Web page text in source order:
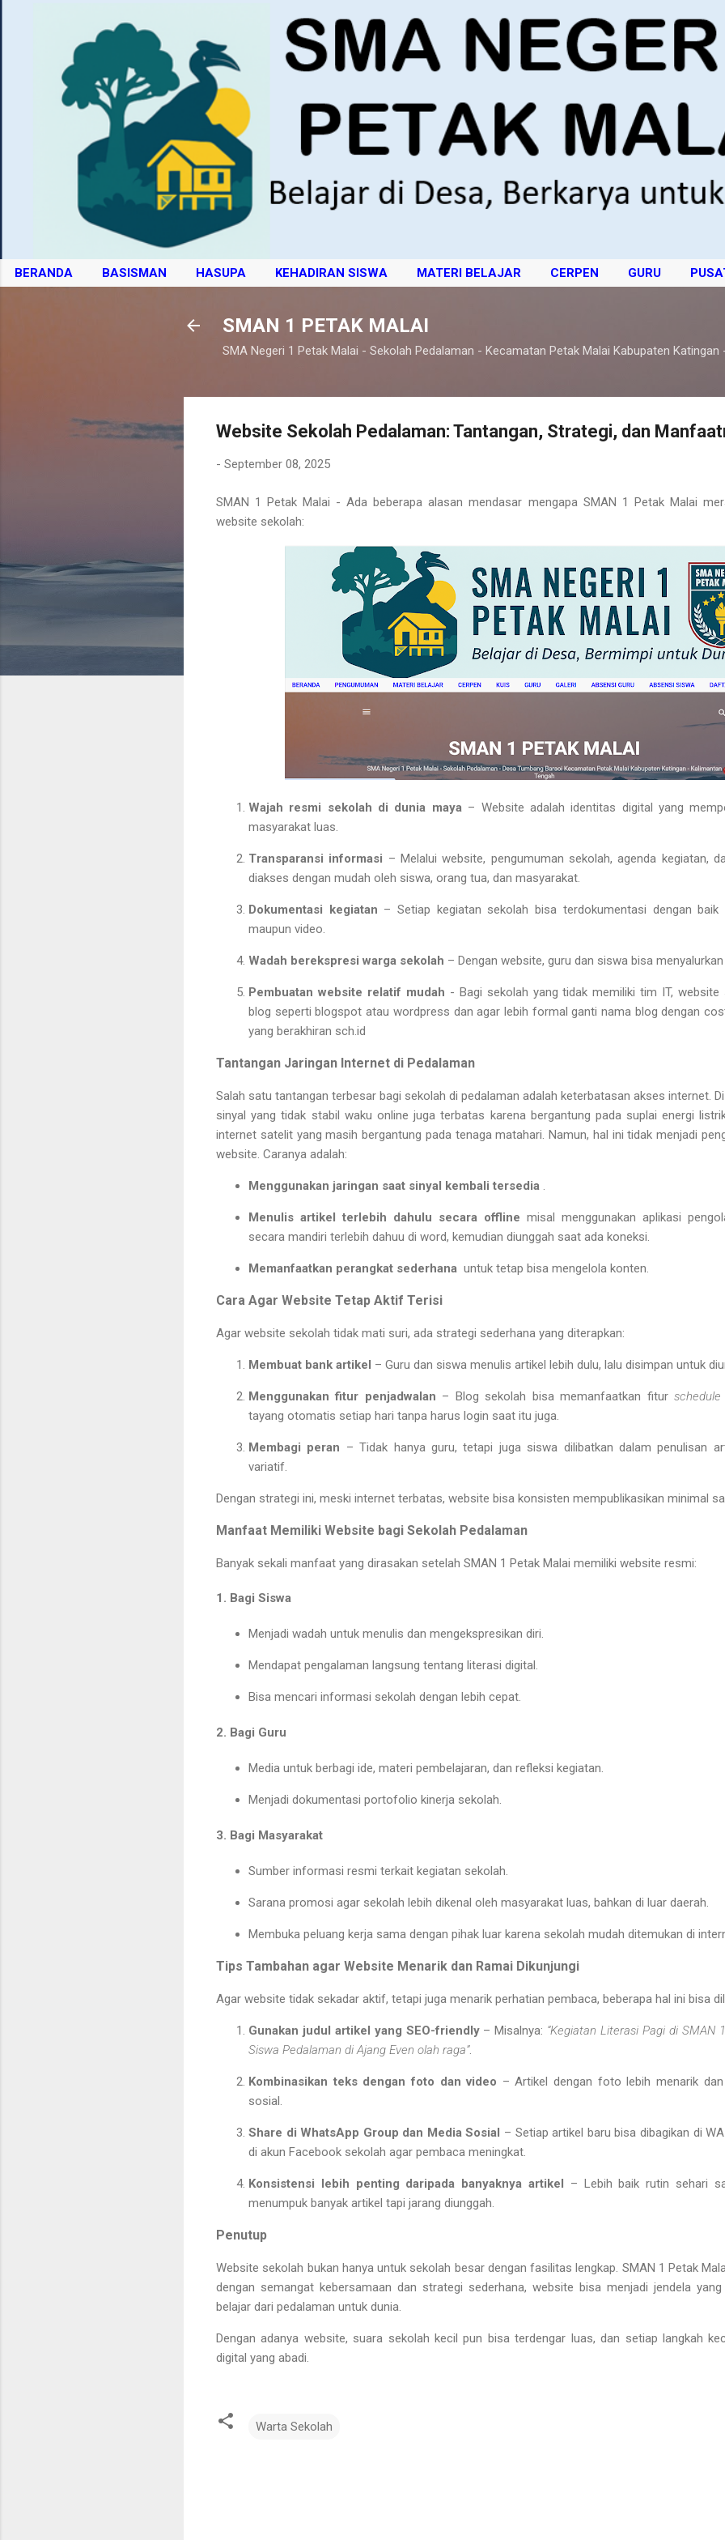
BERANDA BASISMAN HASUPA KEHADIRAN SISWA MATERI BELAJAR CERPEN GURU
Langsung ke konten utama
SMAN 1 PETAK MALAI
SMA Negeri 1 Petak Malai - Sekolah Pedalaman - Kecamatan Petak Malai Kabupaten Katingan
Website Sekolah Pedalaman: Tantangan, Strategi, dan
- September 08, 2025
SMAN 1 Petak Malai - Ada beberapa alasan mendasar mengapa SMAN 1 Petak Malai
website sekolah:
Wajah resmi sekolah di dunia maya – Website adalah identitas digital yang
masyarakat luas.
Transparansi informasi – Melalui website, pengumuman sekolah, agenda kegiatan,
diakses dengan mudah oleh siswa, orang tua, dan masyarakat.
Dokumentasi kegiatan – Setiap kegiatan sekolah bisa terdokumentasi dengan
maupun video.
Wadah berekspresi warga sekolah – Dengan website, guru dan siswa bisa
Pembuatan website relatif mudah - Bagi sekolah yang tidak memiliki tim IT, website
blog seperti blogspot atau wordpress dan agar lebih formal ganti nama blog dengan
yang berakhiran sch.id
Tantangan Jaringan Internet di Pedalaman
Salah satu tantangan terbesar bagi sekolah di pedalaman adalah keterbatasan akses internet .
sinyal yang tidak stabil waku online juga terbatas karena bergantung pada suplai energi
internet satelit yang masih bergantung pada tenaga matahari. Namun, hal ini tidak menjadi
website. Caranya adalah:
Menggunakan jaringan saat sinyal kembali tersedia
Menulis artikel terlebih dahulu secara offline misal menggunakan aplikasi
secara mandiri terlebih dahuu di word, kemudian diunggah saat ada koneksi.
Memanfaatkan perangkat sederhana untuk tetap bisa mengelola konten.
Cara Agar Website Tetap Aktif Terisi
Agar website sekolah tidak mati suri, ada strategi sederhana yang diterapkan:
Membuat bank artikel – Guru dan siswa menulis artikel lebih dulu, lalu disimpan untuk
Menggunakan fitur penjadwalan – Blog sekolah bisa memanfaatkan fitur
tayang otomatis setiap hari tanpa harus login saat itu juga.
Membagi peran – Tidak hanya guru, tetapi juga siswa dilibatkan dalam penulisan
variatif.
Dengan strategi ini, meski internet terbatas, website bisa konsisten mempublikasikan minimal
Manfaat Memiliki Website bagi Sekolah Pedalaman
Banyak sekali manfaat yang dirasakan setelah SMAN 1 Petak Malai memiliki website resmi:
1. Bagi Siswa
Menjadi wadah untuk menulis dan mengekspresikan diri.
Mendapat pengalaman langsung tentang literasi digital.
Bisa mencari informasi sekolah dengan lebih cepat.
2. Bagi Guru
Media untuk berbagi ide, materi pembelajaran, dan refleksi kegiatan.
Menjadi dokumentasi portofolio kinerja sekolah.
3. Bagi Masyarakat
Sumber informasi resmi terkait kegiatan sekolah.
Sarana promosi agar sekolah lebih dikenal oleh masyarakat luas, bahkan di luar daerah.
Membuka peluang kerja sama dengan pihak luar karena sekolah mudah ditemukan di
Tips Tambahan agar Website Menarik dan Ramai Dikunjungi
Agar website tidak sekadar aktif, tetapi juga menarik perhatian pembaca, beberapa hal ini bisa
Gunakan judul artikel yang SEO-friendly– Misalnya: “Kegiatan Literasi Pagi di SMAN
Siswa Pedalaman di Ajang Even olah raga”.
Kombinasikan teks dengan foto dan video – Artikel dengan foto lebih menarik
sosial.
Share di WhatsApp Group dan Media Sosial – Setiap artikel baru bisa dibagikan di
di akun Facebook sekolah agar pembaca meningkat.
Konsistensi lebih penting daripada banyaknya artikel – Lebih baik rutin sehari
menumpuk banyak artikel tapi jarang diunggah.
Penutup
Website sekolah bukan hanya untuk sekolah besar dengan fasilitas lengkap. SMAN 1 Petak
dengan semangat kebersamaan dan strategi sederhana, website bisa menjadi jendela
belajar dari pedalaman untuk dunia.
Dengan adanya website, suara sekolah kecil pun bisa terdengar luas, dan setiap langkah
digital yang abadi.
Warta Sekolah